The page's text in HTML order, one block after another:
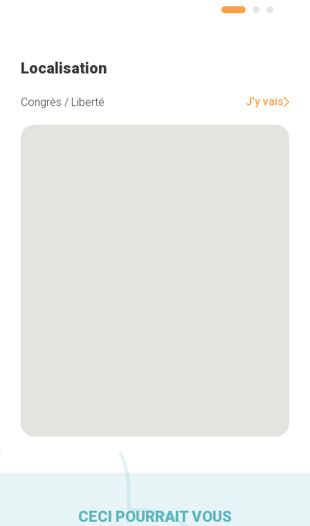
Localisation
Congrès / Liberté J'y vais
CECI POURRAIT VOUS